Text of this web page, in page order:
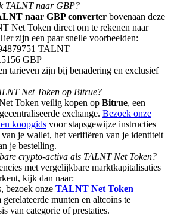
to Share 25000 USDT prize pool!
& Win
prize pool
Users
to Win 500,000 USDT
TALNT naar GBP?
naar GBP converter bovenaan deze
Net Token direct om te rekenen naar
zijn een paar snelle voorbeelden:
TALNT
GBP
tarieven zijn bij benadering en exclusief
Net Token op Bitrue?
Token veilig kopen op Bitrue, een
exchange. Bezoek onze
koopgids voor stapsgewijze instructies
je wallet, het verifiëren van je identiteit
je bestelling.
crypto-activa als TALNT Net Token?
met vergelijkbare marktkapitalisaties
kijk dan naar:
bezoek onze TALNT Net Token
gerelateerde munten en altcoins te
van categorie of prestaties.